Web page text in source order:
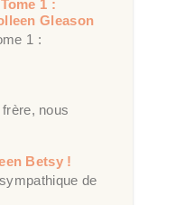
1 :
Gleason
1 :
nous
Betsy !
de